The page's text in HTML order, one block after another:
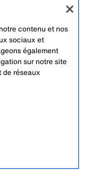
contenu et nos
sociaux et
également
sur notre site
de réseaux